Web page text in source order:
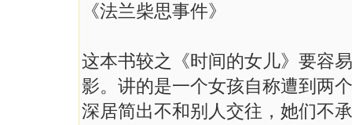
《法兰柴思事件》
这本书较之《时间的女儿》要容
影。讲的是一个女孩自称遭到两
深居简出不和别人交往，她们不